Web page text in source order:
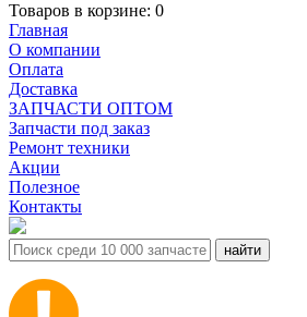
Товаров в корзине: 0
Главная
О компании
Оплата
Доставка
ЗАПЧАСТИ ОПТОМ
Запчасти под заказ
Ремонт техники
Акции
Полезное
Контакты